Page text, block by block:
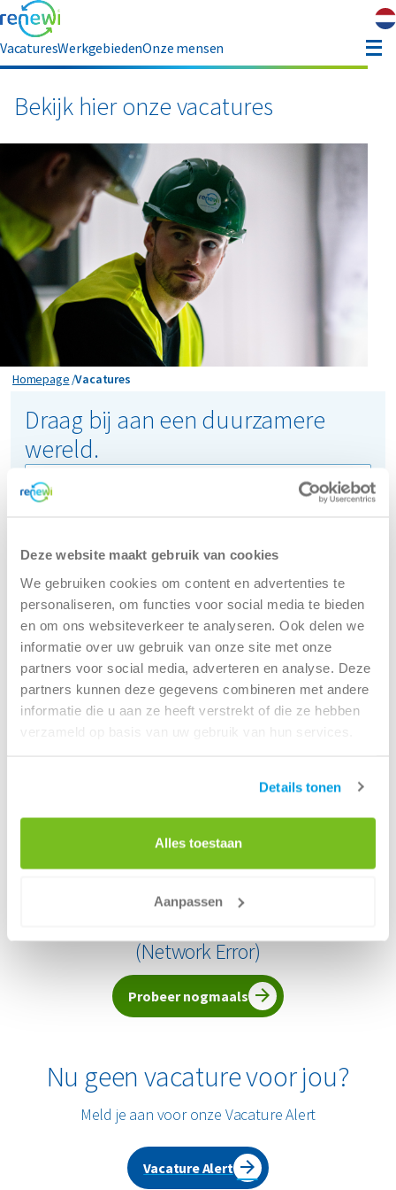
Deze website maakt gebruik van cookies
We gebruiken cookies om content en advertenties te
personaliseren, om functies voor social media te bieden
en om ons websiteverkeer te analyseren. Ook delen we
informatie over uw gebruik van onze site met onze
partners voor social media, adverteren en analyse. Deze
partners kunnen deze gegevens combineren met andere
informatie die u aan ze heeft verstrekt of die ze hebben
verzameld op basis van uw gebruik van hun services.
Details tonen
Alles toestaan
Aanpassen
VacaturesWerkgebiedenOnze mensen
ons
Bekijk hier onze vacatures
Homepage Vacatures
Vacatures
Draag bij aan een duurzamere
wereld.
Werkgebied
Administratie (1)
Asset Management (1)
Business Development, CI & Sustainability (2)
Chauffeur (48)
Chauffeur In opleiding (1)
Meer
(Network Error)
Probeer nogmaals
Nu geen vacature voor jou?
Meld je aan voor onze Vacature Alert
Vacature Alert